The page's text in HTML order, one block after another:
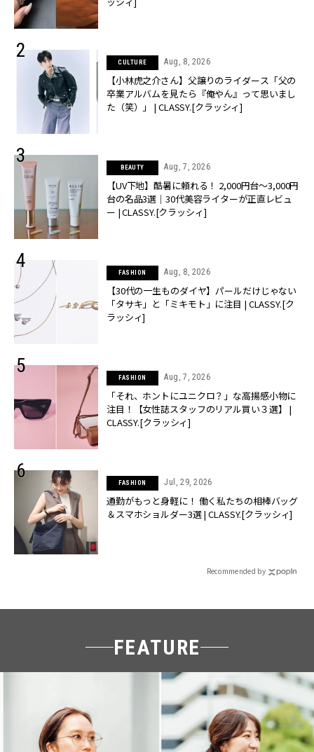
CULTURE Aug, 8, 2026
【小林虎之介さん】父譲りのライダース「父の
卒業アルバムを見たら『俺やん』って思いまし
た（笑）」 | CLASSY.[クラッシィ]
BEAUTY Aug, 7, 2026
【UV下地】酷暑に頼れる！ 2,000円台〜3,000円
台の名品3選｜30代美容ライターが正直レビュ
ー | CLASSY.[クラッシィ]
FASHION Aug, 8, 2026
【30代の一生ものダイヤ】パールだけじゃない
「タサキ」と「ミキモト」に注目 | CLASSY.[ク
ラッシィ]
FASHION Aug, 7, 2026
「それ、ホントにユニクロ？」な高揚感小物に
注目！【女性誌スタッフのリアル買い３選】 |
CLASSY.[クラッシィ]
FASHION Jul, 29, 2026
通勤がもっと身軽に！ 働く私たちの相棒バッグ
＆スマホショルダー3選 | CLASSY.[クラッシィ]
Recommended by
FEATURE